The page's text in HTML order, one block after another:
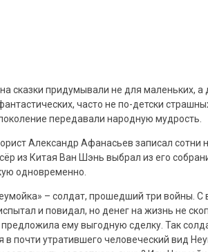
сказки придумывали не для маленьких, а
часто не по-детски
передавали народную мудрость.
Александр Афанасьев записал сотни
из Китая Ван Шэнь выбрал из его
одновременно.
– солдат, прошедший три войны. С
и повидал, но денег на жизнь не
предложила ему выгодную сделку. Так
в почти утратившего человеческий вид